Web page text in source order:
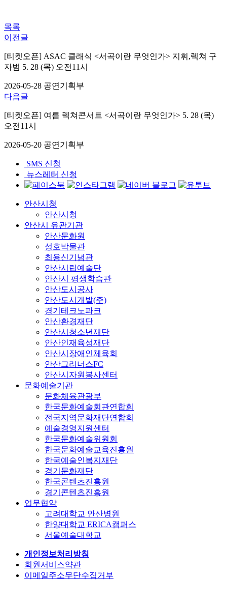
목록
이전글
[티켓오픈] ASAC 클래식 <서곡이란 무엇인가> 지휘,렉쳐 구
자범 5. 28 (목) 오전11시
2026-05-28 공연기획부
다음글
[티켓오픈] 여름 렉쳐콘서트 <서곡이란 무엇인가> 5. 28 (목)
오전11시
2026-05-20 공연기획부
SMS 신청
뉴스레터 신청
안산시청
안산시청
안산시 유관기관
안산문화원
성호박물관
최용신기념관
안산시립예술단
안산시 평생학습관
안산도시공사
안산도시개발(주)
경기테크노파크
안산환경재단
안산시청소년재단
안산인재육성재단
안산시장애인체육회
안산그리너스FC
안산시자원봉사센터
문화예술기관
문화체육관광부
한국문화예술회관연합회
전국지역문화재단연합회
예술경영지원센터
한국문화예술위원회
한국문화예술교육진흥원
한국예술인복지재단
경기문화재단
한국콘텐츠진흥원
경기콘텐츠진흥원
업무협약
고려대학교 안산병원
한양대학교 ERICA캠퍼스
서울예술대학교
개인정보처리방침
회원서비스약관
이메일주소무단수집거부